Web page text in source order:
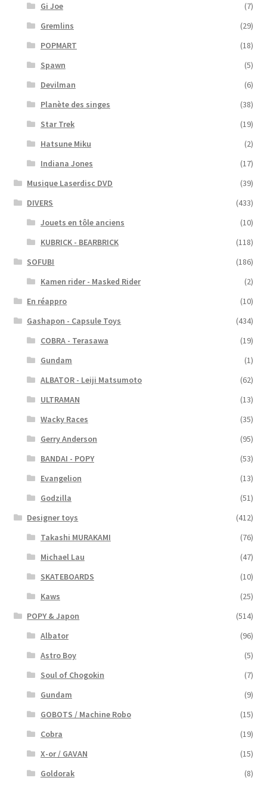
Gi Joe
(7)
Gremlins
(29)
POPMART
(18)
Spawn
(5)
Devilman
(6)
Planète des singes
(38)
Star Trek
(19)
Hatsune Miku
(2)
Indiana Jones
(17)
Musique Laserdisc DVD
(39)
DIVERS
(433)
Jouets en tôle anciens
(10)
KUBRICK - BEARBRICK
(118)
SOFUBI
(186)
Kamen rider - Masked Rider
(2)
En réappro
(10)
Gashapon - Capsule Toys
(434)
COBRA - Terasawa
(19)
Gundam
(1)
ALBATOR - Leiji Matsumoto
(62)
ULTRAMAN
(13)
Wacky Races
(35)
Gerry Anderson
(95)
BANDAI - POPY
(53)
Evangelion
(13)
Godzilla
(51)
Designer toys
(412)
Takashi MURAKAMI
(76)
Michael Lau
(47)
SKATEBOARDS
(10)
Kaws
(25)
POPY & Japon
(514)
Albator
(96)
Astro Boy
(5)
Soul of Chogokin
(7)
Gundam
(9)
GOBOTS / Machine Robo
(15)
Cobra
(19)
X-or / GAVAN
(15)
Goldorak
(8)